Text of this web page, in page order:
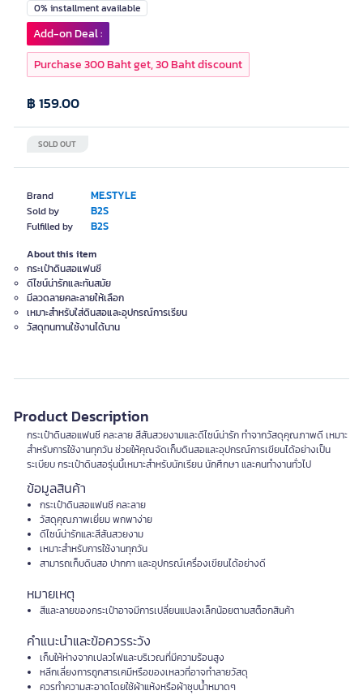
Brand ME.STYLE
Sold by B2S
Fulfilled by B2S
0% installment available
SOLD OUT
฿ 159.00
Add-on Deal :
Purchase 300 Baht get, 30 Baht discount
About this item
กระเป๋าดินสอแฟนซี
ดีไซน์น่ารักและทันสมัย
มีลวดลายคละลายให้เลือก
เหมาะสำหรับใส่ดินสอและอุปกรณ์การเรียน
วัสดุทนทานใช้งานได้นาน
Product Description
กระเป๋าดินสอแฟนซี คละลาย สีสันสวยงามและดีไซน์น่ารัก ทำจากวัสดุคุณภาพดี เหมาะ
สำหรับการใช้งานทุกวัน ช่วยให้คุณจัดเก็บดินสอและอุปกรณ์การเขียนได้อย่างเป็น
ระเบียบ กระเป๋าดินสอรุ่นนี้เหมาะสำหรับนักเรียน นักศึกษา และคนทำงานทั่วไป
ข้อมูลสินค้า
กระเป๋าดินสอแฟนซี คละลาย
วัสดุคุณภาพเยี่ยม พกพาง่าย
ดีไซน์น่ารักและสีสันสวยงาม
เหมาะสำหรับการใช้งานทุกวัน
สามารถเก็บดินสอ ปากกา และอุปกรณ์เครื่องเขียนได้อย่างดี
หมายเหตุ
สีและลายของกระเป๋าอาจมีการเปลี่ยนแปลงเล็กน้อยตามสต็อกสินค้า
คำแนะนำและข้อควรระวัง
เก็บให้ห่างจากเปลวไฟและบริเวณที่มีความร้อนสูง
หลีกเลี่ยงการถูกสารเคมีหรือของเหลวที่อาจทำลายวัสดุ
ควรทำความสะอาดโดยใช้ผ้าแห้งหรือผ้าชุบน้ำหมาดๆ